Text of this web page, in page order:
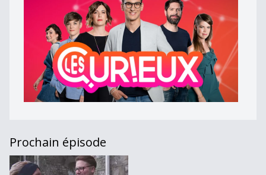
Prochain épisode
Les Curieux [S.2019][E.4]